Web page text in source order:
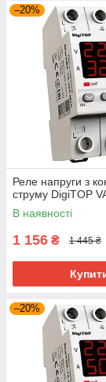
–20%
Реле напруги з
струму DigiTOP
В наявності
1 156 ₴ 1 445 ₴
–20%